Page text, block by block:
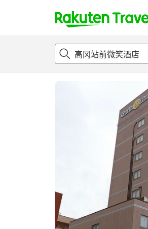
t
p
概况 客房及住宿套餐评论亮点